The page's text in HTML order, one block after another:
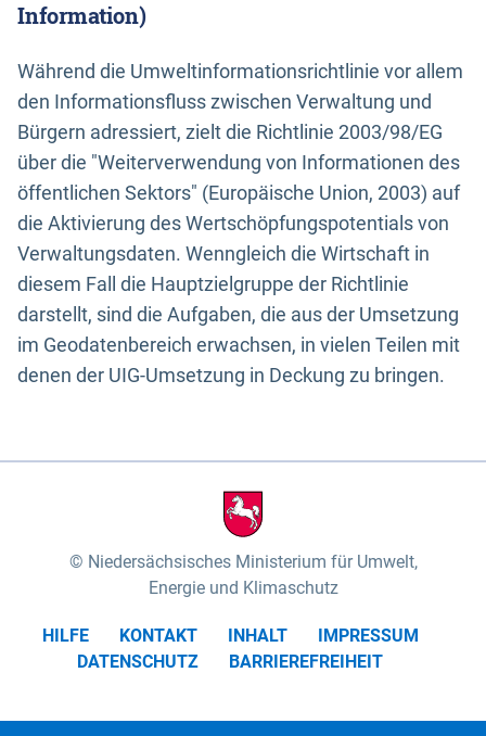
Information)
Während die Umweltinformationsrichtlinie vor allem
den Informationsfluss zwischen Verwaltung und
Bürgern adressiert, zielt die Richtlinie 2003/98/EG
über die "Weiterverwendung von Informationen des
öffentlichen Sektors" (Europäische Union, 2003) auf
die Aktivierung des Wertschöpfungspotentials von
Verwaltungsdaten. Wenngleich die Wirtschaft in
diesem Fall die Hauptzielgruppe der Richtlinie
darstellt, sind die Aufgaben, die aus der Umsetzung
im Geodatenbereich erwachsen, in vielen Teilen mit
denen der UIG-Umsetzung in Deckung zu bringen.
Niedersächsisches Ministerium für Umwelt,
Energie und Klimaschutz
HILFE KONTAKT INHALT
IMPRESSUM
DATENSCHUTZ
BARRIEREFREIHEIT